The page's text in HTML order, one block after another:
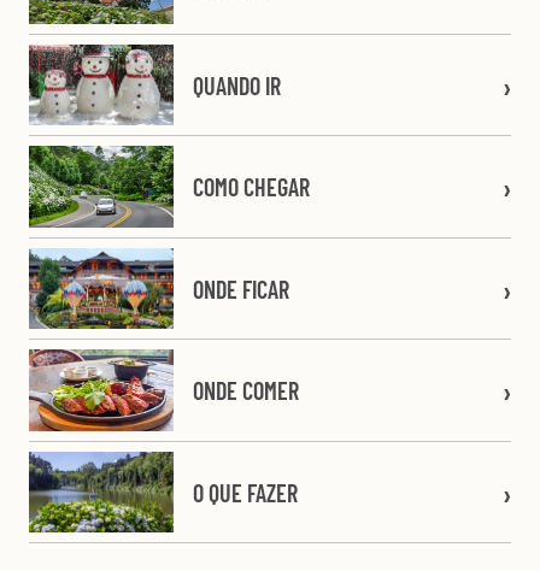
QUANDO IR
COMO CHEGAR
ONDE FICAR
ONDE COMER
O QUE FAZER